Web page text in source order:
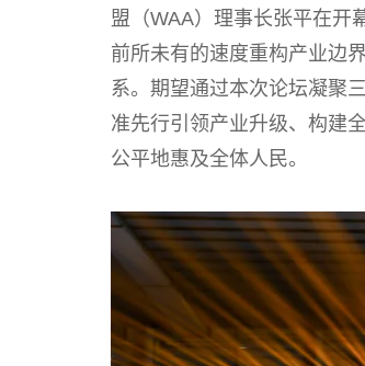
盟（WAA）理事长张平在开
前所未有的速度重构产业边
系。期望通过本次论坛凝聚
准先行引领产业升级、构建
公平地惠及全体人民。